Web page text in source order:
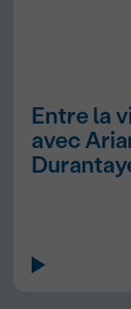
Entre la
avec